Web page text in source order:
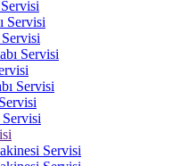
Servisi
Servisi
Servisi
Servisi
Servisi